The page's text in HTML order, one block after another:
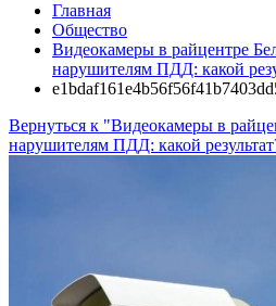
Главная
Общество
Видеокамеры в райцентре
нарушителям ПДД: какой
Вернуться к "Видеокамеры в
нарушителям ПДД: какой